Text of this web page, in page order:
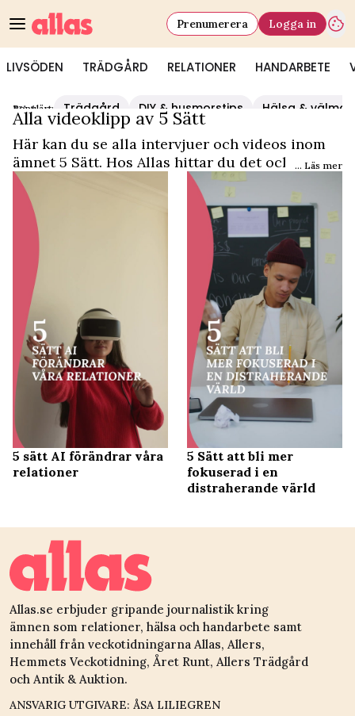
LIVSÖDEN TRÄDGÅRD RELATIONER HANDARBETE
Prenumerera Logga in
Populärt: Trädgård DIY & husmorstips Hälsa &
Video Start/5 Sätt
Alla videoklipp av 5 Sätt
Här kan du se alla intervjuer och videos inom
ämnet 5 Sätt. Hos Allas hittar du det och
mycket mer.
... Läs mer
5 sätt AI förändrar våra
relationer
5 Sätt att bli mer
fokuserad i en
distraherande värld
Allas.se erbjuder gripande journalistik kring
ämnen som relationer, hälsa och handarbete samt
innehåll från veckotidningarna Allas, Allers,
Hemmets Veckotidning, Året Runt, Allers Trädgård
och Antik & Auktion.
ANSVARIG UTGIVARE: ÅSA LILIEGREN